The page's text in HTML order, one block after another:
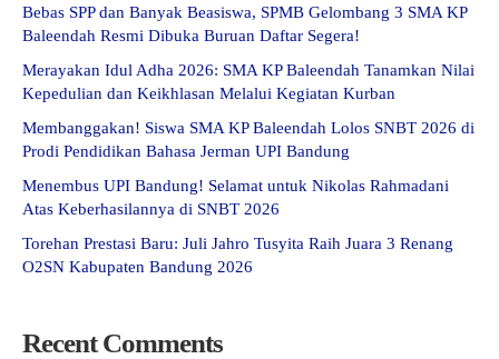
Bebas SPP dan Banyak Beasiswa, SPMB Gelombang 3 SMA KP
Baleendah Resmi Dibuka Buruan Daftar Segera!
Merayakan Idul Adha 2026: SMA KP Baleendah Tanamkan Nilai
Kepedulian dan Keikhlasan Melalui Kegiatan Kurban
Membanggakan! Siswa SMA KP Baleendah Lolos SNBT 2026 di
Prodi Pendidikan Bahasa Jerman UPI Bandung
Menembus UPI Bandung! Selamat untuk Nikolas Rahmadani
Atas Keberhasilannya di SNBT 2026
Torehan Prestasi Baru: Juli Jahro Tusyita Raih Juara 3 Renang
O2SN Kabupaten Bandung 2026
Recent Comments